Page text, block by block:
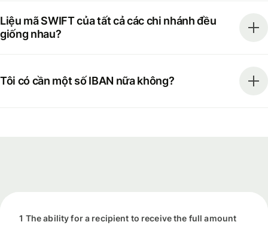
Liệu mã SWIFT của tất cả các chi nhánh đều
giống nhau?
Tôi có cần một số IBAN nữa không?
1 The ability for a recipient to receive the full amount